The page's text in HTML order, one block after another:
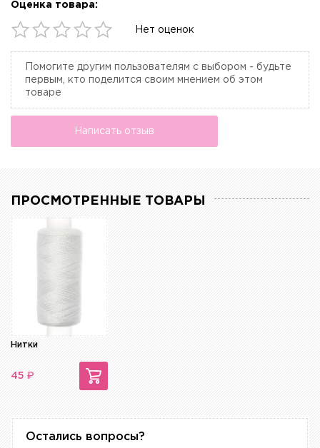
Оценка товара:
Нет оценок
Помогите другим пользователям с выбором - будьте
первым, кто поделится своим мнением об этом
товаре
Написать отзыв
ПРОСМОТРЕННЫЕ ТОВАРЫ
Нитки
45 ₽
Остались вопросы?